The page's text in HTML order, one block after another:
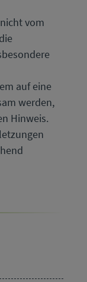
vom
auf eine
werden,
Hinweis.